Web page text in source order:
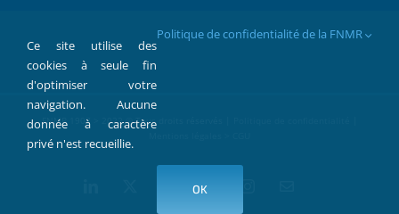
FNMR 1907 > 2022 © Tous droits réservés |
Facebook
Ce site utilise des
cookies à seule fin
d'optimiser votre
navigation. Aucune
donnée à caractère
privé n'est recueillie.
Politique de confidentialité de la FNMR
OK